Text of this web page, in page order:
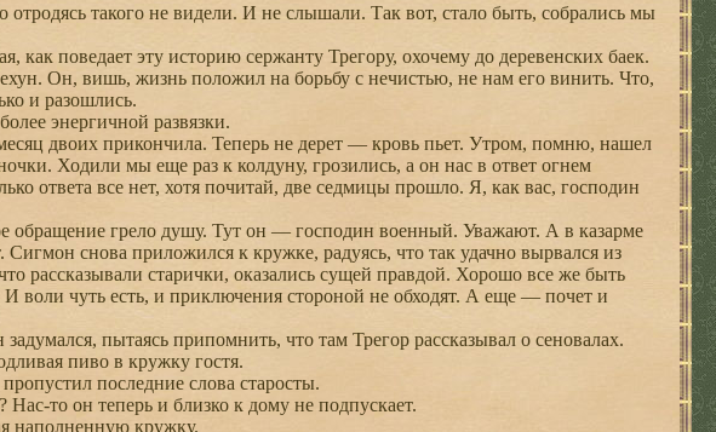
такого не видели. И не слышали. Так вот, стало быть, собрались мы
поведает эту историю сержанту Трегору, охочему до деревенских баек.
Он, вишь, жизнь положил на борьбу с нечистью, не нам его винить. Что,
и разошлись.
энергичной развязки.
двоих прикончила. Теперь не дерет — кровь пьет. Утром, помню, нашел
Ходили мы еще раз к колдуну, грозились, а он нас в ответ огнем
ответа все нет, хотя почитай, две седмицы прошло. Я, как вас, господин
обращение грело душу. Тут он — господин военный. Уважают. А в казарме
снова приложился к кружке, радуясь, что так удачно вырвался из
рассказывали старички, оказались сущей правдой. Хорошо все же быть
воли чуть есть, и приключения стороной не обходят. А еще — почет и
пытаясь припомнить, что там Трегор рассказывал о сеновалах.
пиво в кружку гостя.
последние слова старосты.
то он теперь и близко к дому не подпускает.
наполненную кружку.